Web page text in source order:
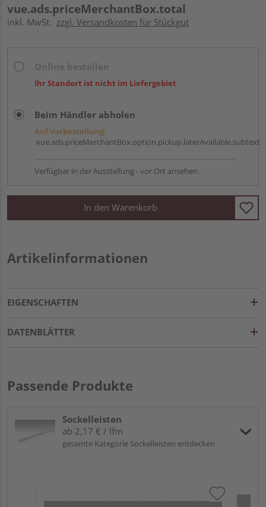
vue.ads.priceMerchantBox.total
inkl. MwSt. zzgl. Versandkosten für Stückgut
Ihr Standort ist nicht im Liefergebiet
Beim Händler abholen
Auf Vorbestellung:
vue.ads.priceMerchantBox.option.pickup.laterAvailable.subtext
Verfügbar in der Ausstellung - vor Ort ansehen.
In den Warenkorb
Artikelinformationen
EIGENSCHAFTEN
DATENBLÄTTER
Passende Produkte
Sockelleisten
ab 2,17 € / lfm
gesamte Kategorie Sockelleisten entdecken